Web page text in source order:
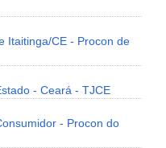
Itaitinga/CE - Procon de
- Ceará - TJCE
- Procon do